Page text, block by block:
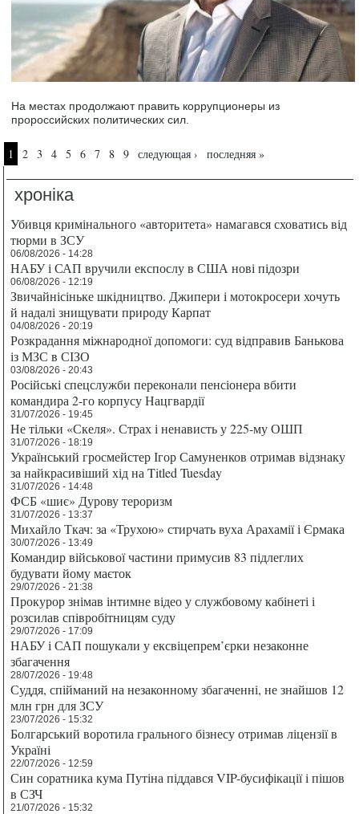
На местах продолжают править коррупционеры из
пророссийских политических сил.
Страницы
1 2 3 4 5 6 7 8 9 следующая › последняя »
хроніка
Убивця кримінального «авторитета» намагався сховатись від
тюрми в ЗСУ
06/08/2026 - 14:28
НАБУ і САП вручили експослу в США нові підозри
06/08/2026 - 12:19
Звичайнісіньке шкідництво. Джипери і мотокросери хочуть
й надалі знищувати природу Карпат
04/08/2026 - 20:19
Розкрадання міжнародної допомоги: суд відправив Банькова
із МЗС в СІЗО
03/08/2026 - 20:43
Російські спецслужби переконали пенсіонера вбити
командира 2-го корпусу Нацгвардії
31/07/2026 - 19:45
Не тільки «Скеля». Страх і ненависть у 225-му ОШП
31/07/2026 - 18:19
Український гросмейстер Ігор Самуненков отримав відзнаку
за найкрасивіший хід на Titled Tuesday
31/07/2026 - 14:48
ФСБ «шиє» Дурову тероризм
31/07/2026 - 13:37
Михайло Ткач: за «Трухою» стирчать вуха Арахамії і Єрмака
30/07/2026 - 13:49
Командир військової частини примусив 83 підлеглих
будувати йому маєток
29/07/2026 - 21:38
Прокурор знімав інтимне відео у службовому кабінеті і
розсилав співробітницям суду
29/07/2026 - 17:09
НАБУ і САП пошукали у ексвіцепрем’єрки незаконне
збагачення
28/07/2026 - 19:48
Суддя, спійманий на незаконному збагаченні, не знайшов 12
млн грн для ЗСУ
23/07/2026 - 15:32
Болгарський воротила грального бізнесу отримав ліцензії в
Україні
22/07/2026 - 12:59
Син соратника кума Путіна піддався VIP-бусифікації і пішов
в СЗЧ
21/07/2026 - 15:32